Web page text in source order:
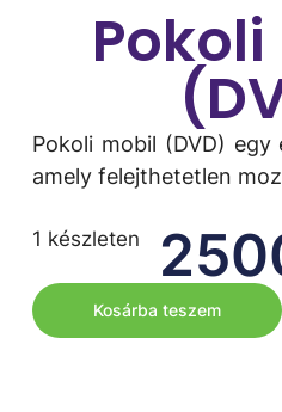
Pokoli mobil (DVD) egy
amely felejthetetlen
1 készleten
Kosárba teszem